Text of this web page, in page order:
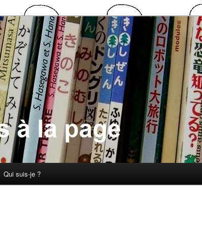
page
Qui suis-je ?